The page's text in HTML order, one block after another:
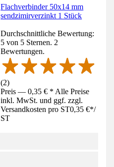
Flachverbinder 50x14 mm
sendzimirverzinkt 1 Stück
Durchschnittliche Bewertung:
5 von 5 Sternen. 2
Bewertungen.
(2)
Preis — 0,35 € * Alle Preise
inkl. MwSt. und ggf. zzgl.
Versandkosten pro ST0,35 €*/
ST